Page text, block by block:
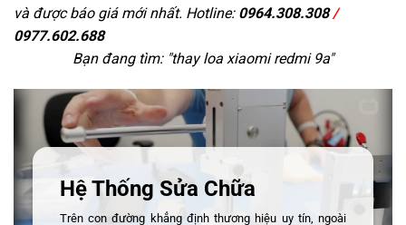
và được báo giá mới nhất. Hotline: 0964.308.308/
0977.602.688
Bạn đang tìm: "thay loa xiaomi redmi 9a"
Hệ Thống Sửa Chữa
Trên con đường khẳng định thương hiệu uy tín, ngoài